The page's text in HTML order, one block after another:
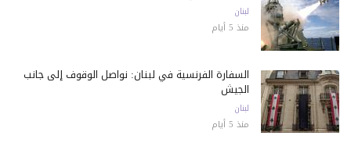
لبنان
منذ 5 أيام
السفارة الفرنسية في لبنان: نواصل الوقوف إلى جانب
الجيش
لبنان
منذ 5 أيام